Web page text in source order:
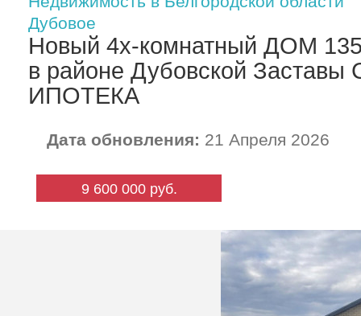
Дубовое
Новый 4х-комнатный ДОМ
в районе Дубовской
ИПОТЕКА
Дата обновления: 21 Апреля 2026
9 600 000 руб.